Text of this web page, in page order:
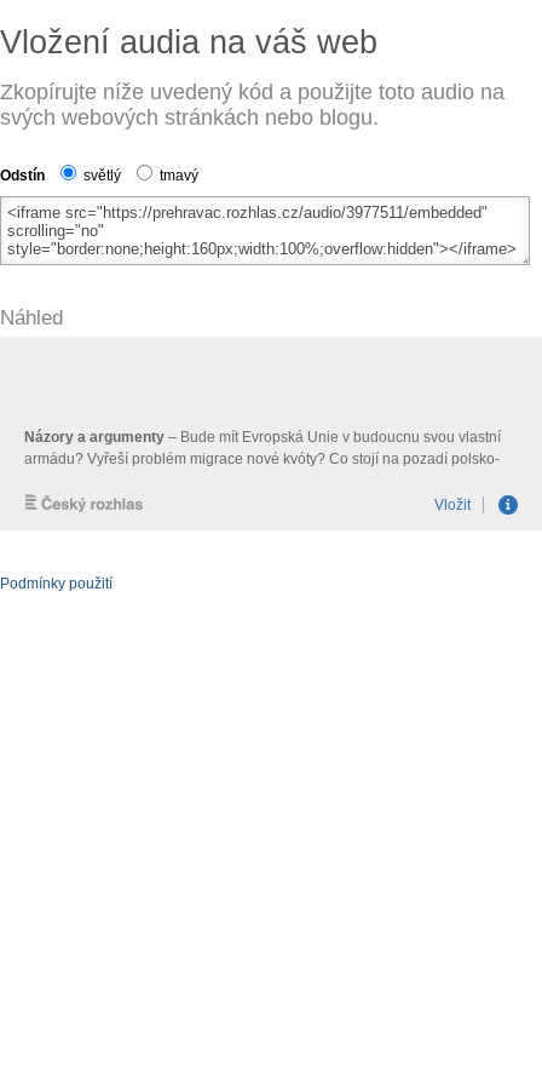
Vložení audia na váš web
Zkopírujte níže uvedený kód a použijte toto audio na
svých webových stránkách nebo blogu.
Odstín světlý tmavý
Náhled
Podmínky použití